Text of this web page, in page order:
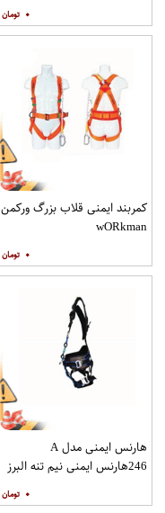
۰
کمربند ایمنی قلاب بزرگ ورکمن
wO​Rkman
۰
هارنس ایمنی مدل A
246هارنس ایمنی نیم تنه البرز
۰